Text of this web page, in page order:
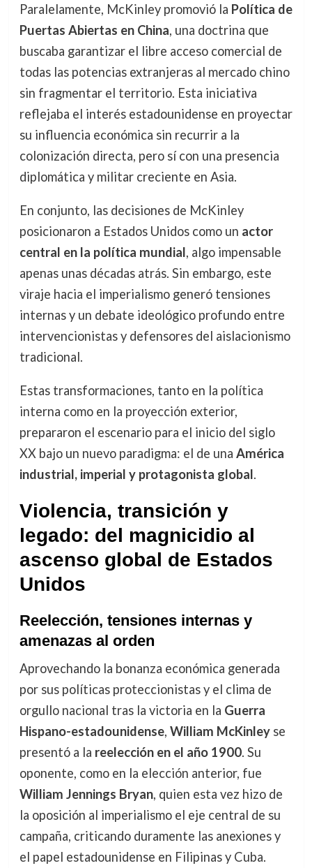
Paralelamente, McKinley promovió la Política de
Puertas Abiertas en China, una doctrina que
buscaba garantizar el libre acceso comercial de
todas las potencias extranjeras al mercado chino
sin fragmentar el territorio. Esta iniciativa
reflejaba el interés estadounidense en proyectar
su influencia económica sin recurrir a la
colonización directa, pero sí con una presencia
diplomática y militar creciente en Asia.
En conjunto, las decisiones de McKinley
posicionaron a Estados Unidos como un actor
central en la política mundial, algo impensable
apenas unas décadas atrás. Sin embargo, este
viraje hacia el imperialismo generó tensiones
internas y un debate ideológico profundo entre
intervencionistas y defensores del aislacionismo
tradicional.
Estas transformaciones, tanto en la política
interna como en la proyección exterior,
prepararon el escenario para el inicio del siglo
XX bajo un nuevo paradigma: el de una América
industrial, imperial y protagonista global.
Violencia, transición y
legado: del magnicidio al
ascenso global de Estados
Unidos
Reelección, tensiones internas y
amenazas al orden
Aprovechando la bonanza económica generada
por sus políticas proteccionistas y el clima de
orgullo nacional tras la victoria en la Guerra
Hispano-estadounidense, William McKinleyse
presentó a la reelección en el año 1900. Su
oponente, como en la elección anterior, fue
William Jennings Bryan, quien esta vez hizo de
la oposición al imperialismo el eje central de su
campaña, criticando duramente las anexiones y
el papel estadounidense en Filipinas y Cuba.